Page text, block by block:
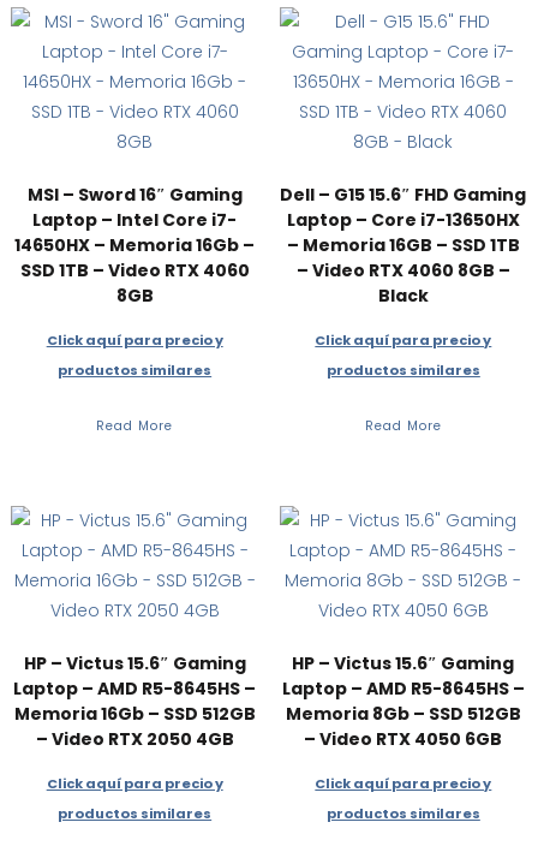
MSI – Sword 16″ Gaming
Laptop – Intel Core i7-
14650HX – Memoria 16Gb –
SSD 1TB – Video RTX 4060
8GB
Click aquí para precio y
productos similares
Read More
Dell – G15 15.6″ FHD Gaming
Laptop – Core i7-13650HX
– Memoria 16GB – SSD 1TB
– Video RTX 4060 8GB –
Black
Click aquí para precio y
productos similares
Read More
HP – Victus 15.6″ Gaming
Laptop – AMD R5-8645HS –
Memoria 16Gb – SSD 512GB
– Video RTX 2050 4GB
Click aquí para precio y
productos similares
HP – Victus 15.6″ Gaming
Laptop – AMD R5-8645HS –
Memoria 8Gb – SSD 512GB
– Video RTX 4050 6GB
Click aquí para precio y
productos similares